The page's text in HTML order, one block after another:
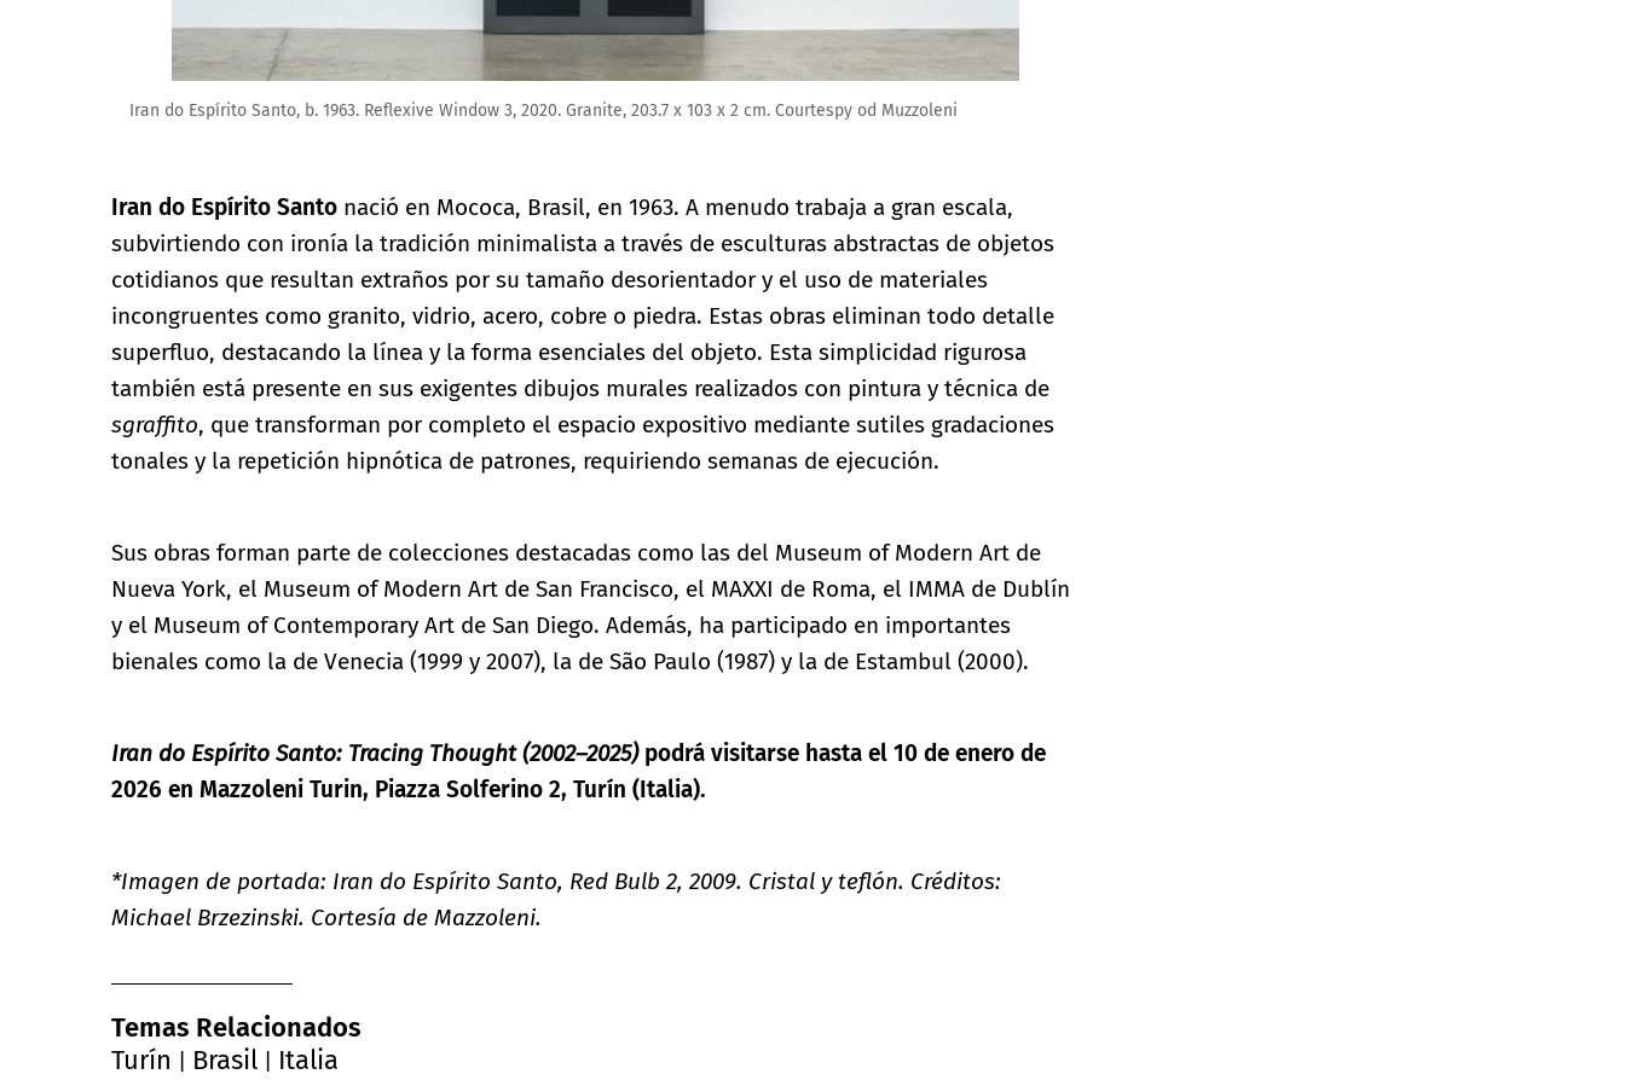
Iran do Espírito Santo, b. 1963. Reflexive Window 3, 2020. Granite, 203.7 x 103 x 2 cm. Courtespy od Muzzoleni
Iran do Espírito Santo nació en Mococa, Brasil, en 1963. A menudo trabaja a gran escala,
subvirtiendo con ironía la tradición minimalista a través de esculturas abstractas de objetos
cotidianos que resultan extraños por su tamaño desorientador y el uso de materiales
incongruentes como granito, vidrio, acero, cobre o piedra. Estas obras eliminan todo detalle
superfluo, destacando la línea y la forma esenciales del objeto. Esta simplicidad rigurosa
también está presente en sus exigentes dibujos murales realizados con pintura y técnica de
sgraffito, que transforman por completo el espacio expositivo mediante sutiles gradaciones
tonales y la repetición hipnótica de patrones, requiriendo semanas de ejecución.
Sus obras forman parte de colecciones destacadas como las del Museum of Modern Art de
Nueva York, el Museum of Modern Art de San Francisco, el MAXXI de Roma, el IMMA de Dublín
y el Museum of Contemporary Art de San Diego. Además, ha participado en importantes
bienales como la de Venecia (1999 y 2007), la de São Paulo (1987) y la de Estambul (2000).
Iran do Espírito Santo: Tracing Thought (2002–2025)podrá visitarse hasta el 10 de enero de
2026 en Mazzoleni Turin, Piazza Solferino 2, Turín (Italia).
*Imagen de portada: Iran do Espírito Santo, Red Bulb 2, 2009. Cristal y teflón. Créditos:
Michael Brzezinski. Cortesía de Mazzoleni.
Temas Relacionados
Turín
Brasil Italia